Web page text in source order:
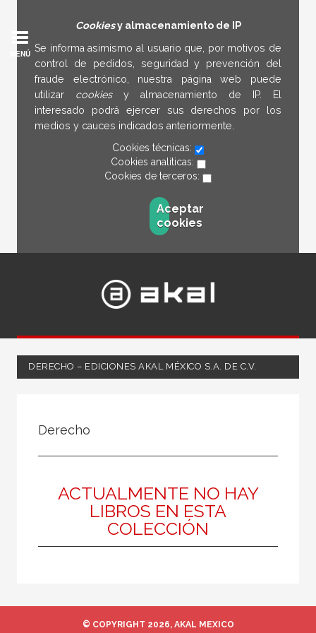
Cookiesy almacenamiento de IP
Se informa asimismo al usuario que, por motivos de
control de pedidos, seguridad y prevención del
fraude electrónico, nuestra página web puede
utilizar cookies y almacenamiento de IP. El
interesado podrá ejercer sus derechos por los
medios y cauces indicados anteriormente.
Cookies técnicas:
Cookies analíticas:
Cookies de terceros:
Aceptar
cookies
MENÚ
DERECHO – EDICIONES AKAL MÉXICO S.A. DE C.V.
50 Aniversario
A fondo
Derecho
ACTUALMENTE NO HAY
LIBROS EN ESTA
COLECCIÓN
© COPYRIGHT 2026, AKAL MEXICO